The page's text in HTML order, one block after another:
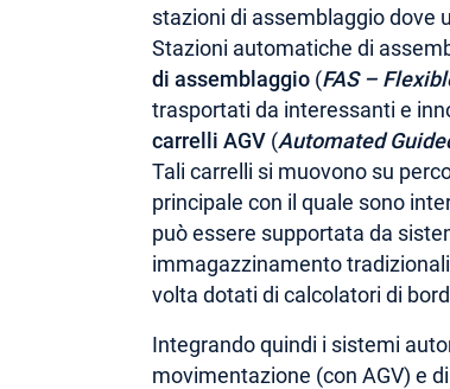
stazioni di assemblaggio dove
Stazioni automatiche di
di assemblaggio(FAS –
trasportati da interessanti e
carrelli AGV(Automated
Tali carrelli si muovono su
principale con il quale sono
può essere supportata da
immagazzinamento
volta dotati di calcolatori di
Integrando quindi i sistemi
movimentazione (con AGV) e